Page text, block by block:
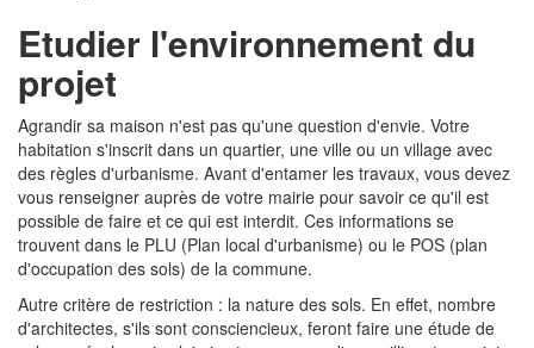
Etudier l'environnement du
projet
Agrandir sa maison n'est pas qu'une question d'envie. Votre
habitation s'inscrit dans un quartier, une ville ou un village avec
des règles d'urbanisme. Avant d'entamer les travaux, vous devez
vous renseigner auprès de votre mairie pour savoir ce qu'il est
possible de faire et ce qui est interdit. Ces informations se
trouvent dans le PLU (Plan local d'urbanisme) ou le POS (plan
d'occupation des sols) de la commune.
Autre critère de restriction : la nature des sols. En effet, nombre
d'architectes, s'ils sont consciencieux, feront faire une étude de